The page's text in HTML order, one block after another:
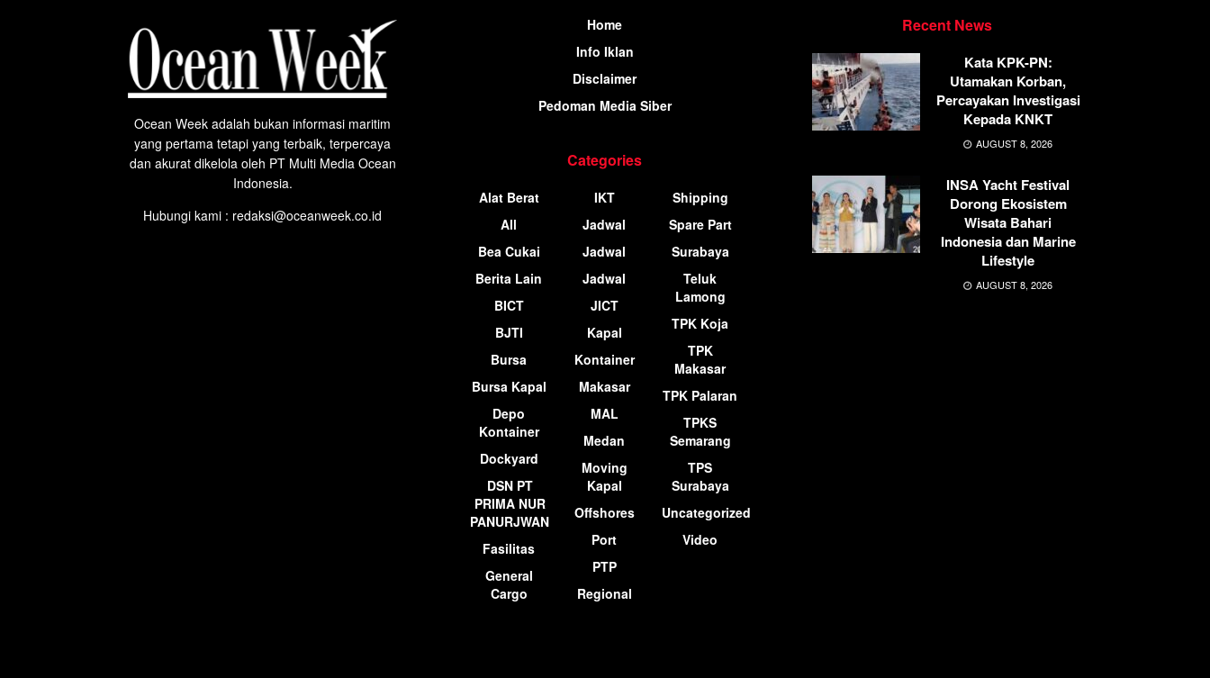
Ocean Week adalah bukan informasi maritim
yang pertama tetapi yang terbaik, terpercaya
dan akurat dikelola oleh PT Multi Media Ocean
Indonesia.
Hubungi kami : redaksi@oceanweek.co.id
Home
Info Iklan
Disclaimer
Pedoman Media Siber
Categories
Alat Berat
All
Bea Cukai
Berita Lain
BICT
BJTI
Bursa
Bursa Kapal
Depo
Kontainer
Dockyard
DSN PT
PRIMA NUR
PANURJWAN
Fasilitas
General
Cargo
IKT
Jadwal
Jadwal
Jadwal
JICT
Kapal
Kontainer
Makasar
MAL
Medan
Moving
Kapal
Offshores
Port
PTP
Regional
Shipping
Spare Part
Surabaya
Teluk
Lamong
TPK Koja
TPK
Makasar
TPK Palaran
TPKS
Semarang
TPS
Surabaya
Uncategorized
Video
Recent News
Kata KPK-PN:
Utamakan Korban,
Percayakan Investigasi
Kepada KNKT
AUGUST 8, 2026
INSA Yacht Festival
Dorong Ekosistem
Wisata Bahari
Indonesia dan Marine
Lifestyle
AUGUST 8, 2026